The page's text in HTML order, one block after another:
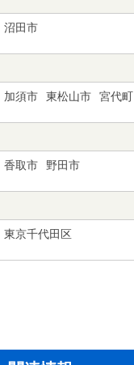
沼田市
加須市 東松山市 宮代町
香取市 野田市
東京千代田区